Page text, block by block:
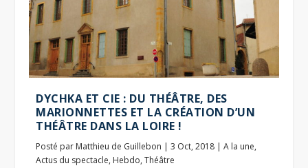
DYCHKA ET CIE : DU THÉÂTRE, DES
MARIONNETTES ET LA CRÉATION D’UN
THÉÂTRE DANS LA LOIRE !
Posté par Matthieu de Guillebon |3 Oct, 2018 |A la une,
Actus du spectacle, Hebdo,Théâtre